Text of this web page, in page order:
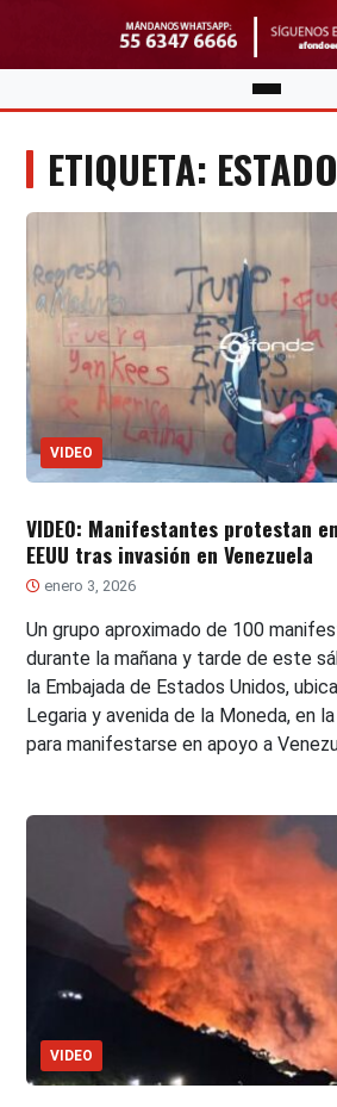
ETIQUETA:
VIDEO
VIDEO: Manifestantes protestan
EEUU tras invasión en Venezuela
enero 3, 2026
Un grupo aproximado de 100
durante la mañana y tarde de este
la Embajada de Estados Unidos,
Legaria y avenida de la Moneda, en
para manifestarse en apoyo a
VIDEO